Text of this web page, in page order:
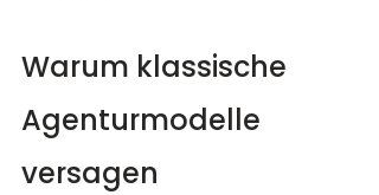
Warum klassische
Agenturmodelle
versagen